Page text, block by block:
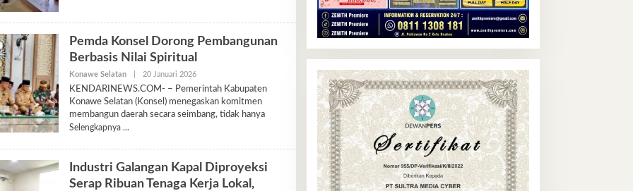
Pemda Konsel Dorong Pembangunan
Berbasis Nilai Spiritual
Konawe Selatan 20 Januari 2026Oleh
KENDARINEWS.COM- – Pemerintah Kabupaten
Konawe Selatan (Konsel) menegaskan komitmen
membangun daerah secara seimbang, tidak hanya
Selengkapnya
Industri Galangan Kapal Diproyeksi
Serap Ribuan Tenaga Kerja Lokal,